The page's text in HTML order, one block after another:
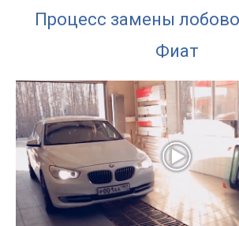
Процесс замены
Фиат